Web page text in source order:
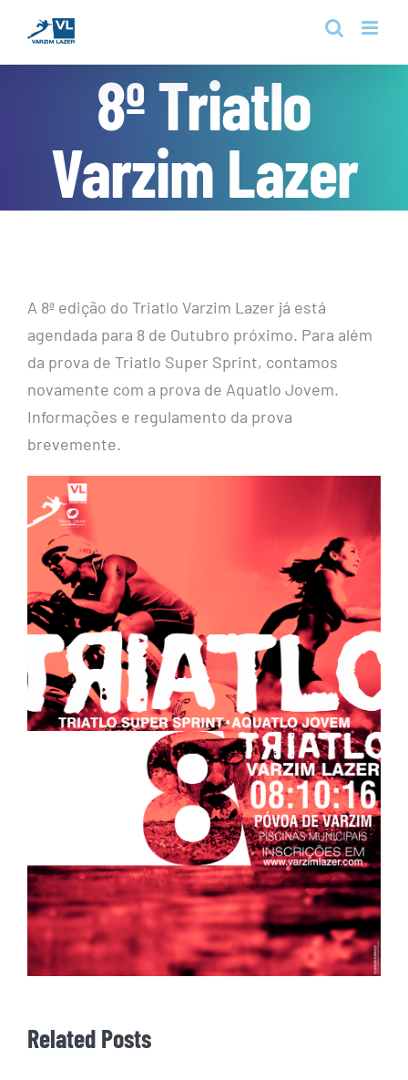
content
8º Triatlo
Varzim Lazer
A 8ª edição do Triatlo Varzim Lazer já está
agendada para 8 de Outubro próximo. Para além
da prova de Triatlo Super Sprint, contamos
novamente com a prova de Aquatlo Jovem.
Informações e regulamento da prova
brevemente.
Related Posts